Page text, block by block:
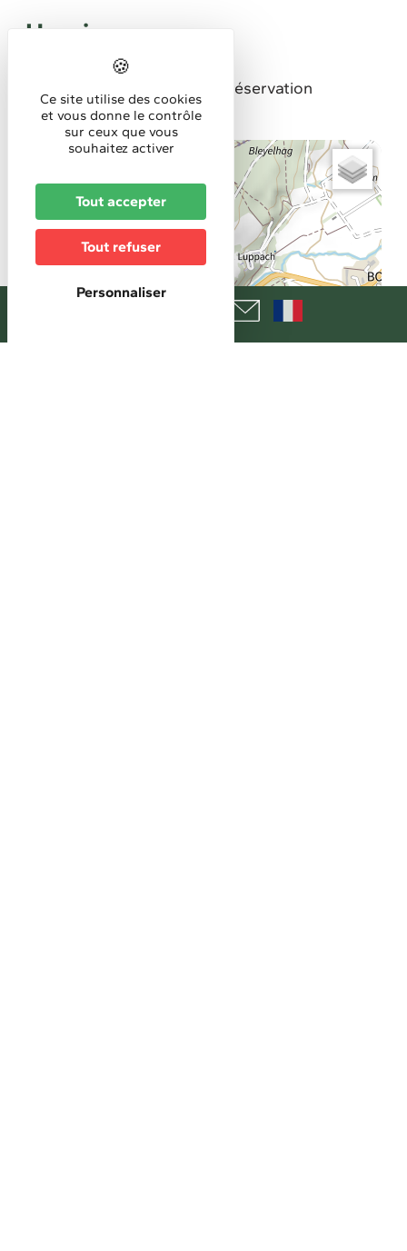
Horaires
Horaires d'accueil
le dimanche de 15 à 17h sur réservation
−
Ce site utilise des cookies
et vous donne le contrôle
sur ceux que vous
souhaitez activer
Tout accepter
Tout refuser
Personnaliser